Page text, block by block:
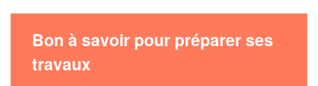
Bon à savoir pour préparer ses
travaux